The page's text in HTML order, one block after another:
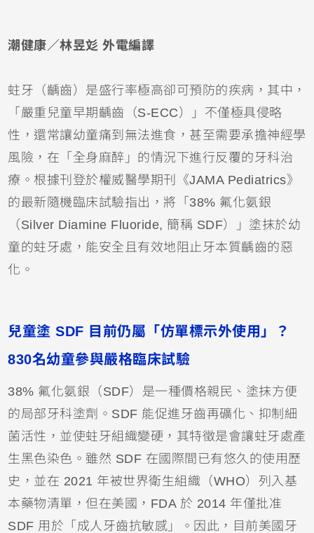
潮健康／林昱彣 外電編譯
蛀牙 （ 齲齒 ）是盛行率極高卻可預防的疾病，其中，
「嚴重兒童早期齲齒（S-ECC）」不僅極具侵略
性，還常讓幼童痛到無法進食，甚至需要承擔神經學
風險，在「 全身麻醉 」的情況下進行反覆的 牙科治
療 。根據刊登於權威醫學期刊《JAMA Pediatrics》
的最新隨機臨床試驗指出，將「38% 氟化氨銀
（Silver Diamine Fluoride, 簡稱 SDF）」塗抹於幼
童的蛀牙處，能安全且有效地阻止牙本質齲齒的惡
化。
兒童塗 SDF 目前仍屬「仿單標示外使用」？
830名幼童參與嚴格臨床試驗
38% 氟化氨銀（SDF）是一種價格親民、塗抹方便
的局部牙科塗劑。SDF 能促進 牙齒再礦化、抑制細
菌活性，並使蛀牙組織變硬，其特徵是會讓蛀牙處產
生黑色染色。雖然 SDF 在國際間已有悠久的使用歷
史，並在 2021 年被世界衛生組織（WHO）列入基
本藥物清單，但在美國，FDA 於 2014 年僅批准
SDF 用於「成人牙齒抗敏感」。因此，目前美國 牙